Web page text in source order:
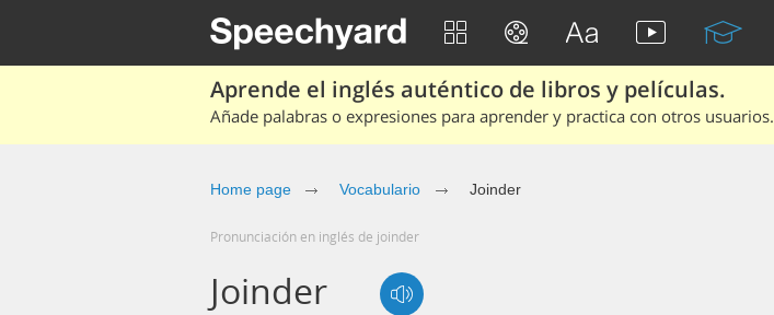
Aprende el inglés auténtico de libros y películas.
Añade palabras o expresiones para aprender y practica con otros usuarios.
Home page Vocabulario Joinder
Pronunciación en inglés de joinder
Joinder